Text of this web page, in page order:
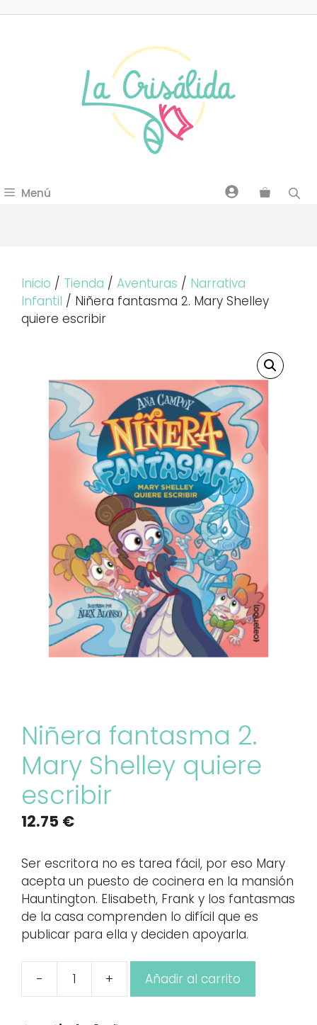
Menú
Inicio / Tienda / Aventuras / Narrativa
Infantil / Niñera fantasma 2. Mary Shelley
quiere escribir
Niñera fantasma 2.
Mary Shelley quiere
escribir
12.75 €
Ser escritora no es tarea fácil, por eso Mary
acepta un puesto de cocinera en la mansión
Hauntington. Elisabeth, Frank y los fantasmas
de la casa comprenden lo difícil que es
publicar para ella y deciden apoyarla.
-
Niñera
+ Añadir al carrito